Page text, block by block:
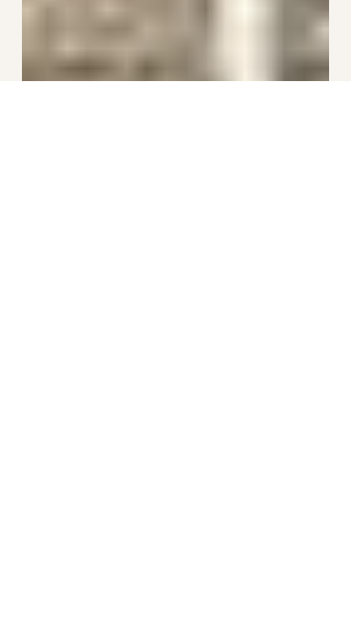
み、里子をお選びください。（里子は
は、「どの牛でも、支援が必要な牛」